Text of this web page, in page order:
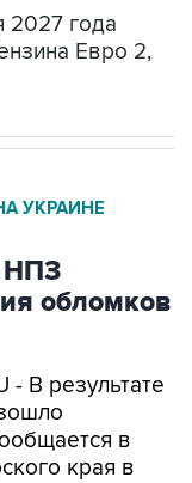
2027 года
Евро 2,
УКРАИНЕ
НПЗ
обломков
- В результате
в
края в